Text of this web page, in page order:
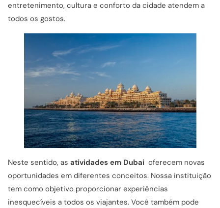
entretenimento, cultura e conforto da cidade atendem a
todos os gostos.
Neste sentido, as atividades em Dubai oferecem novas
oportunidades em diferentes conceitos. Nossa instituição
tem como objetivo proporcionar experiências
inesquecíveis a todos os viajantes. Você também pode